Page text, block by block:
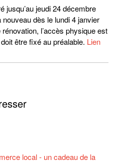
jusqu’au jeudi 24 décembre
nouveau dès le lundi 4 janvier
l’accès physique est
être fixé au préalable. Lien
local - un cadeau de la